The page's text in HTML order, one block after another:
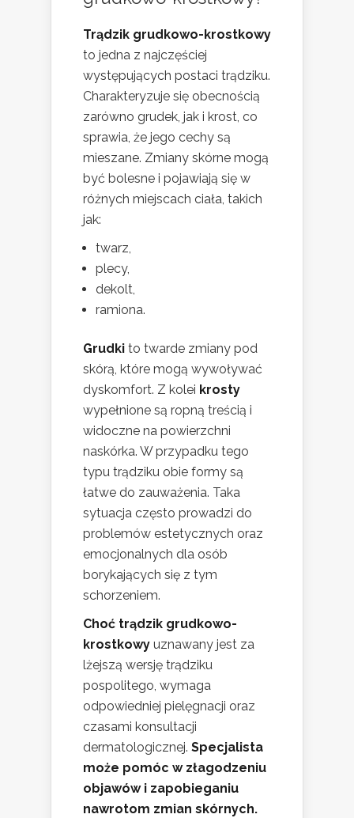
Trądzik grudkowo-krostkowy
to jedna z najczęściej
występujących postaci trądziku.
Charakteryzuje się obecnością
zarówno grudek, jak i krost, co
sprawia, że jego cechy są
mieszane. Zmiany skórne mogą
być bolesne i pojawiają się w
różnych miejscach ciała, takich
jak:
twarz,
plecy,
dekolt,
ramiona.
Grudki to twarde zmiany pod
skórą, które mogą wywoływać
dyskomfort. Z kolei krosty
wypełnione są ropną treścią i
widoczne na powierzchni
naskórka. W przypadku tego
typu trądziku obie formy są
łatwe do zauważenia. Taka
sytuacja często prowadzi do
problemów estetycznych oraz
emocjonalnych dla osób
borykających się z tym
schorzeniem.
Choć trądzik grudkowo-
krostkowy uznawany jest za
lżejszą wersję trądziku
pospolitego, wymaga
odpowiedniej pielęgnacji oraz
czasami konsultacji
dermatologicznej. Specjalista
może pomóc w złagodzeniu
objawów i zapobieganiu
nawrotom zmian skórnych.